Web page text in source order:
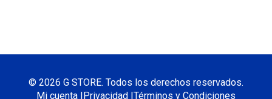
© 2026 G STORE. Todos los derechos reservados.
Mi cuenta |
Privacidad | Términos y Condiciones